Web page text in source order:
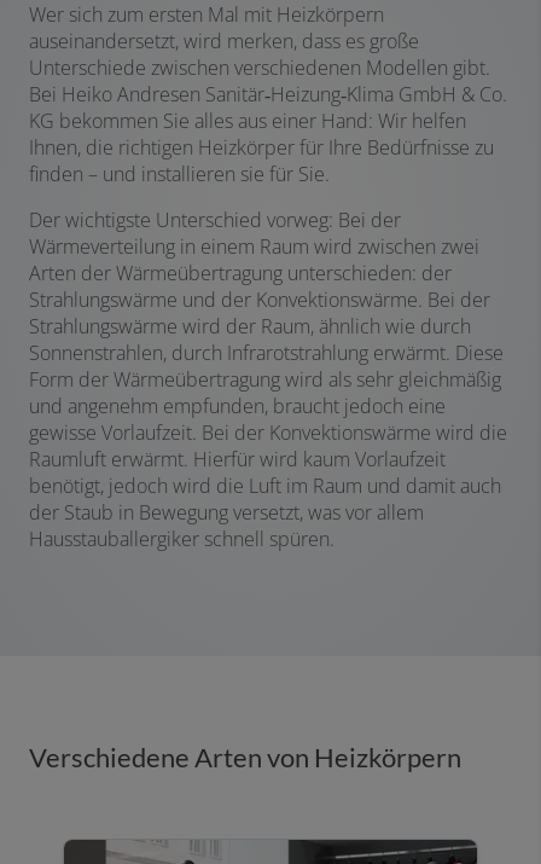
Wer sich zum ersten Mal mit Heizkörpern
auseinandersetzt, wird merken, dass es große
Unterschiede zwischen verschiedenen Modellen gibt.
Bei Heiko Andresen Sanitär‑Heizung‑Klima GmbH & Co.
KG bekommen Sie alles aus einer Hand: Wir helfen
Ihnen, die richtigen Heizkörper für Ihre Bedürfnisse zu
finden – und installieren sie für Sie.
Der wichtigste Unterschied vorweg: Bei der
Wärmeverteilung in einem Raum wird zwischen zwei
Arten der Wärmeübertragung unterschieden: der
Strahlungswärme und der Konvektionswärme. Bei der
Strahlungswärme wird der Raum, ähnlich wie durch
Sonnenstrahlen, durch Infrarotstrahlung erwärmt. Diese
Form der Wärmeübertragung wird als sehr gleichmäßig
und angenehm empfunden, braucht jedoch eine
gewisse Vorlaufzeit. Bei der Konvektionswärme wird die
Raumluft erwärmt. Hierfür wird kaum Vorlaufzeit
benötigt, jedoch wird die Luft im Raum und damit auch
der Staub in Bewegung versetzt, was vor allem
Hausstauballergiker schnell spüren.
Verschiedene Arten von Heizkörpern